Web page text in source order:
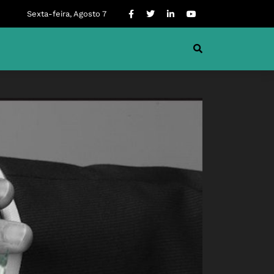
Sexta-feira, Agosto 7